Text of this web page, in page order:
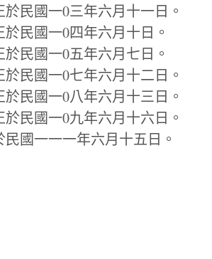
民國一0三年六月十一日。
民國一0四年六月十日。
民國一0五年六月七日。
民國一0七年六月十二日。
民國一0八年六月十三日。
民國一0九年六月十六日。
國一一一年六月十五日。